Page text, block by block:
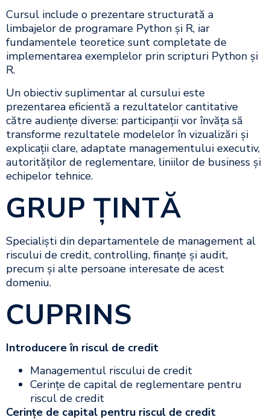
Cursul include o prezentare structurată a
limbajelor de programare Python și R, iar
fundamentele teoretice sunt completate de
implementarea exemplelor prin scripturi Python și
R.
Un obiectiv suplimentar al cursului este
prezentarea eficientă a rezultatelor cantitative
către audiențe diverse: participanții vor învăța să
transforme rezultatele modelelor în vizualizări și
explicații clare, adaptate managementului executiv,
autorităților de reglementare, liniilor de business și
echipelor tehnice.
GRUP ŢINTĂ
Specialiști din departamentele de management al
riscului de credit, controlling, finanțe și audit,
precum și alte persoane interesate de acest
domeniu.
CUPRINS
Introducere în riscul de credit
Managementul riscului de credit
Cerințe de capital de reglementare pentru
riscul de credit
Cerințe de capital pentru riscul de credit